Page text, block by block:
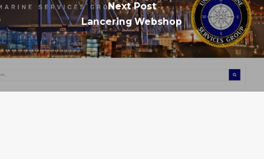
Next Post
Lancering Webshop